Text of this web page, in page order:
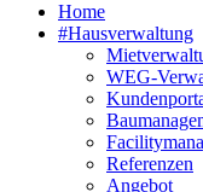
Home
#Hausverwaltung
WEG-
Referenzen
Angebot